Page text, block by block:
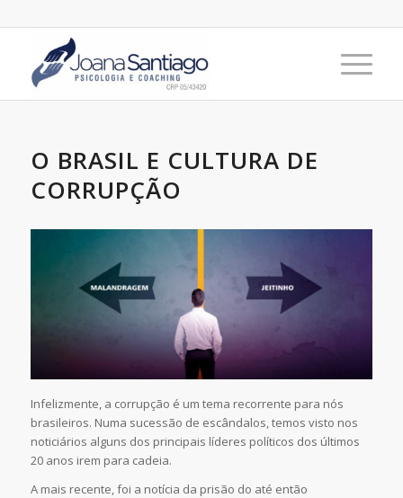
O BRASIL E CULTURA DE
CORRUPÇÃO
Infelizmente, a corrupção é um tema recorrente para nós
brasileiros. Numa sucessão de escândalos, temos visto nos
noticiários alguns dos principais líderes políticos dos últimos
20 anos irem para cadeia.
A mais recente, foi a notícia da prisão do até então